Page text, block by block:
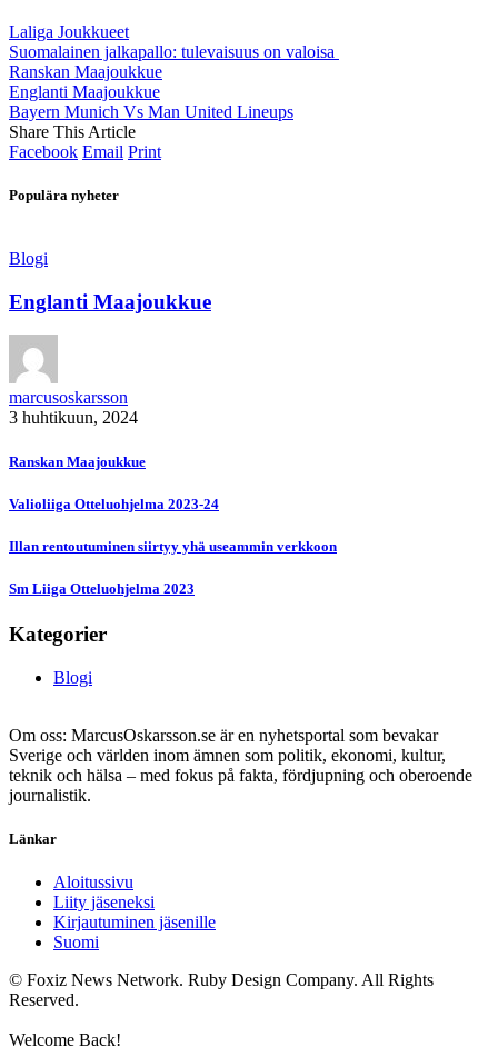
Laliga Joukkueet
Suomalainen jalkapallo: tulevaisuus on valoisa
Ranskan Maajoukkue
Englanti Maajoukkue
Bayern Munich Vs Man United Lineups
Share This Article
Facebook Email Print
Populära nyheter
Blogi
Englanti Maajoukkue
marcusoskarsson
3 huhtikuun, 2024
Ranskan Maajoukkue
Valioliiga Otteluohjelma 2023-24
Illan rentoutuminen siirtyy yhä useammin verkkoon
Sm Liiga Otteluohjelma 2023
Kategorier
Blogi
Om oss: MarcusOskarsson.se är en nyhetsportal som bevakar
Sverige och världen inom ämnen som politik, ekonomi, kultur,
teknik och hälsa – med fokus på fakta, fördjupning och oberoende
journalistik.
Länkar
Aloitussivu
Liity jäseneksi
Kirjautuminen jäsenille
Suomi
© Foxiz News Network. Ruby Design Company. All Rights
Reserved.
Welcome Back!